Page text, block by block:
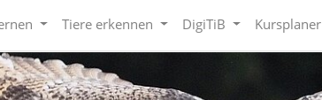
Tiere erkennen DigiTiB Kursplaner